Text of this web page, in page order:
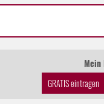
Mein
GRATIS eintragen